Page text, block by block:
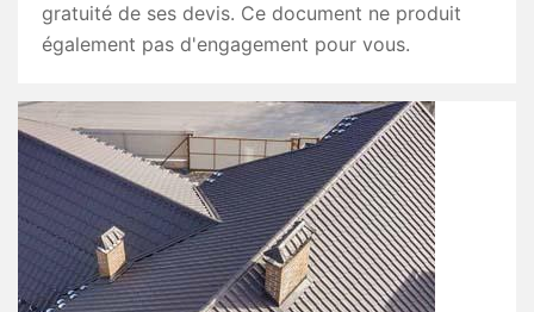
gratuité de ses devis. Ce document ne produit
également pas d'engagement pour vous.